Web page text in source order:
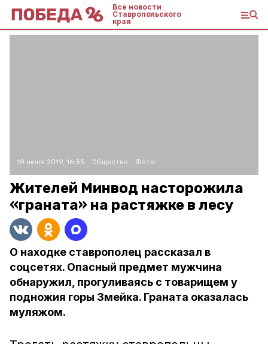
Все новости
Ставропольского
края
18 июня 2019, 16:35 Общество Фото:
Жителей Минвод насторожила
«граната» на растяжке в лесу
О находке ставрополец рассказал в
соцсетях. Опасный предмет мужчина
обнаружил, прогуливаясь с товарищем у
подножия горы Змейка. Граната оказалась
муляжом.